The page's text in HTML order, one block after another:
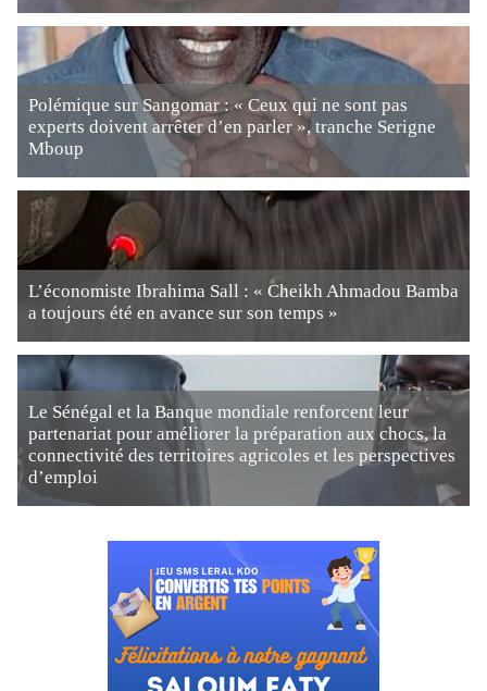
Polémique sur Sangomar : « Ceux qui ne sont pas
experts doivent arrêter d’en parler », tranche Serigne
Mboup
L’économiste Ibrahima Sall : « Cheikh Ahmadou Bamba
a toujours été en avance sur son temps »
Le Sénégal et la Banque mondiale renforcent leur
partenariat pour améliorer la préparation aux chocs, la
connectivité des territoires agricoles et les perspectives
d’emploi